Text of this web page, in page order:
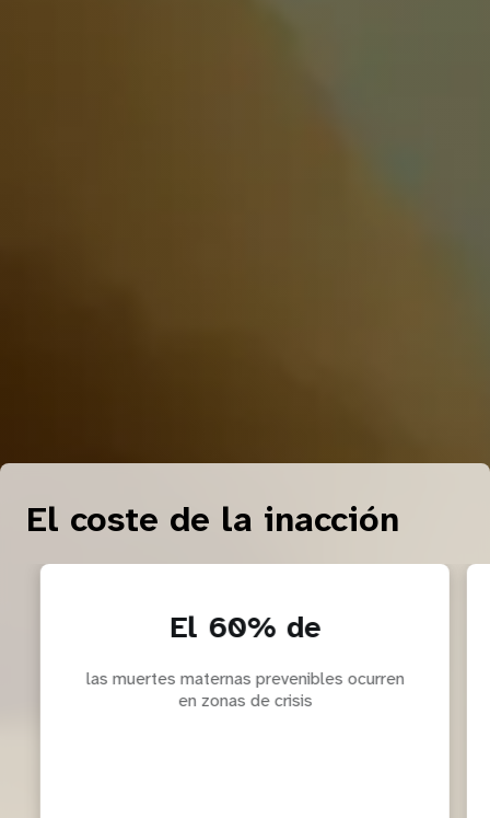
El coste de la inacción
El 60% de
las muertes maternas prevenibles ocurren
en zonas de crisis